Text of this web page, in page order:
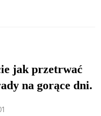
jak przetrwać
na gorące dni.